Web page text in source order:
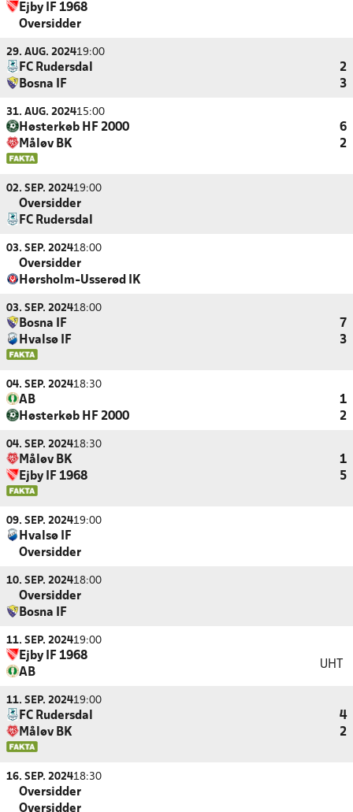
Ejby IF 1968
Oversidder
29. AUG. 202419:00
FC Rudersdal
2
Bosna IF
3
31. AUG. 202415:00
Høsterkøb HF 2000
6
Måløv BK
2
02. SEP. 202419:00
Oversidder
FC Rudersdal
03. SEP. 202418:00
Oversidder
Hørsholm-Usserød IK
03. SEP. 202418:00
Bosna IF
7
Hvalsø IF
3
04. SEP. 202418:30
AB
1
Høsterkøb HF 2000
2
04. SEP. 202418:30
Måløv BK
1
Ejby IF 1968
5
09. SEP. 202419:00
Hvalsø IF
Oversidder
10. SEP. 202418:00
Oversidder
Bosna IF
11. SEP. 202419:00
Ejby IF 1968
AB
UHT
11. SEP. 202419:00
FC Rudersdal
4
Måløv BK
2
16. SEP. 202418:30
Oversidder
Oversidder